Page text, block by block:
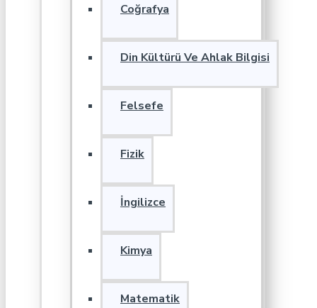
Coğrafya
Din Kültürü Ve Ahlak Bilgisi
Felsefe
Fizik
İngilizce
Kimya
Matematik